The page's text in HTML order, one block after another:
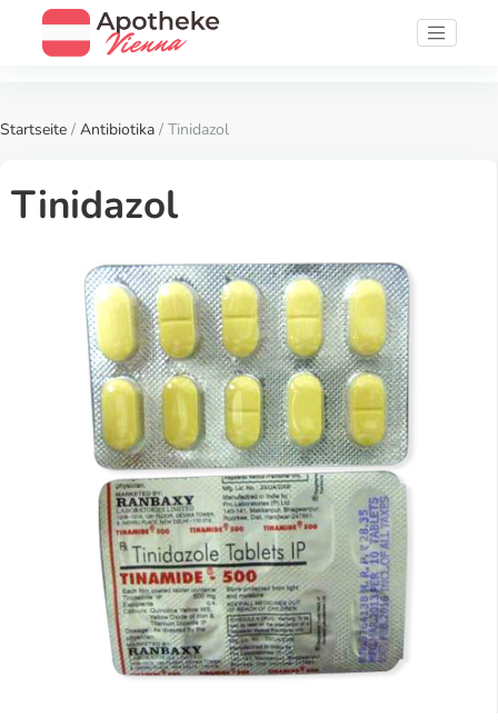
Startseite / Antibiotika / Tinidazol
Tinidazol